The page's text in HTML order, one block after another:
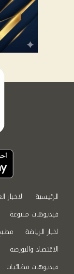
الرئيسية الاخبار
فيديوهات متنوعة
اخبار الرياضة
الاقتصاد والبورصة
فيديوهات فضائيات